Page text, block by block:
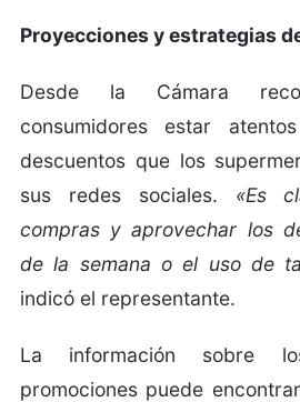
Proyecciones y estrategias
Desde la Cámara
consumidores estar
descuentos que los
sus redes sociales. «Es
compras y aprovechar los
de la semana o el uso de
indicó el representante.
La información sobre
promociones puede